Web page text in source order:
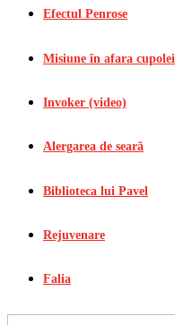
Efectul Penrose
Misiune în afara cupolei
Invoker (video)
Alergarea de seară
Biblioteca lui Pavel
Rejuvenare
Falia